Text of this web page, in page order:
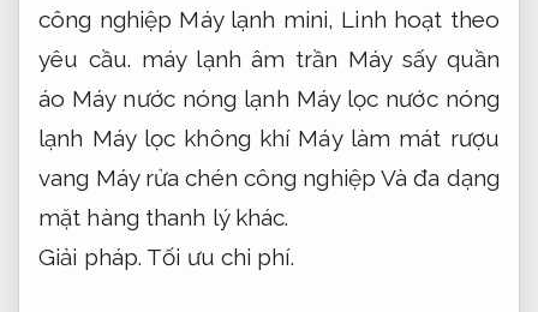
công nghiệp Máy lạnh mini, Linh hoạt theo
yêu cầu. máy lạnh âm trần Máy sấy quần
áo Máy nước nóng lạnh Máy lọc nước nóng
lạnh Máy lọc không khí Máy làm mát rượu
vang Máy rửa chén công nghiệp Và đa dạng
mặt hàng thanh lý khác.
Giải pháp. Tối ưu chi phí.